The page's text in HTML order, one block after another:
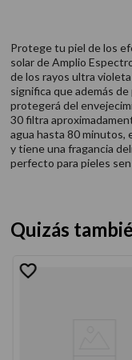
Protege tu piel de los
solar de Amplio
de los rayos ultra
significa que además
protegerá del
30 filtra
agua hasta 80 minutos,
y tiene una fragancia
perfecto para pieles
Quizás